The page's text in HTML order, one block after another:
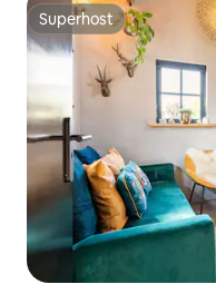
Superhost
Superhost